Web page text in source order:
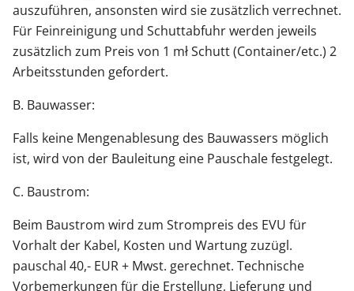
auszuführen, ansonsten wird sie zusätzlich verrechnet.
Für Feinreinigung und Schuttabfuhr werden jeweils
zusätzlich zum Preis von 1 mł Schutt (Container/etc.) 2
Arbeitsstunden gefordert.
B. Bauwasser:
Falls keine Mengenablesung des Bauwassers möglich
ist, wird von der Bauleitung eine Pauschale festgelegt.
C. Baustrom:
Beim Baustrom wird zum Strompreis des EVU für
Vorhalt der Kabel, Kosten und Wartung zuzügl.
pauschal 40,- EUR + Mwst. gerechnet. Technische
Vorbemerkungen für die Erstellung, Lieferung und